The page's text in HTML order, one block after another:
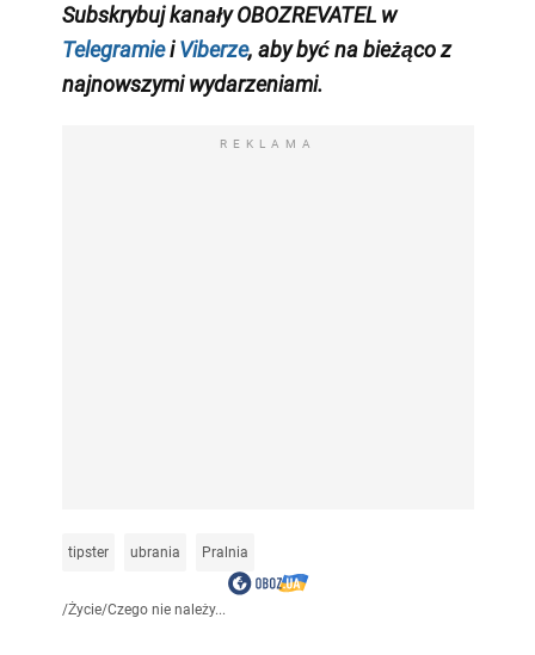
Subskrybuj kanały OBOZREVATEL w
Telegramie i Viberze, aby być na bieżąco z
najnowszymi wydarzeniami.
REKLAMA
tipster ubrania Pralnia
/Życie/Czego nie należy...